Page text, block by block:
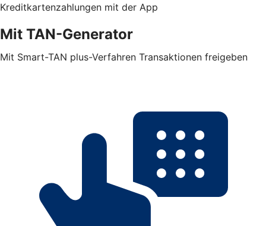
Kreditkartenzahlungen mit der App
Mit TAN-Generator
Mit Smart-TAN plus-Verfahren Transaktionen freigeben